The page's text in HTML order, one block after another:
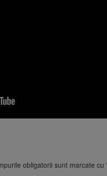
obligatorii sunt marcate cu